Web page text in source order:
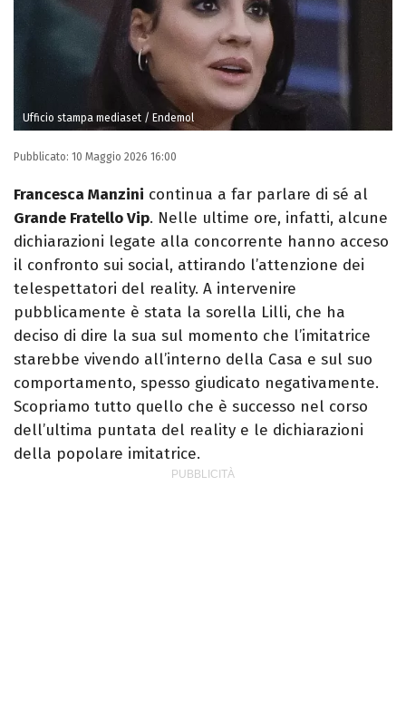
Ufficio stampa mediaset / Endemol
Pubblicato: 10 Maggio 2026 16:00
Francesca Manzini continua a far parlare di sé al
Grande Fratello Vip. Nelle ultime ore, infatti, alcune
dichiarazioni legate alla concorrente hanno acceso
il confronto sui social, attirando l’attenzione dei
telespettatori del reality. A intervenire
pubblicamente è stata la sorella Lilli, che ha
deciso di dire la sua sul momento che l’imitatrice
starebbe vivendo all’interno della Casa e sul suo
comportamento, spesso giudicato negativamente.
Scopriamo tutto quello che è successo nel corso
dell’ultima puntata del reality e le dichiarazioni
della popolare imitatrice.